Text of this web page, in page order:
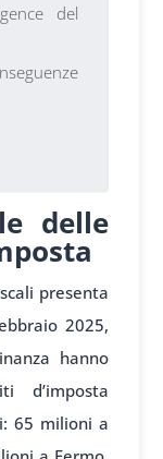
del
delle
presenta
2025,
hanno
d’imposta
65 milioni a